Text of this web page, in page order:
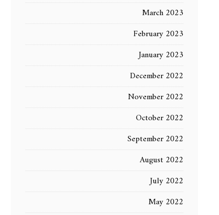
March 2023
February 2023
January 2023
December 2022
November 2022
October 2022
September 2022
August 2022
July 2022
May 2022